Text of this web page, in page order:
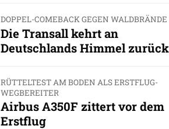
DOPPEL-COMEBACK GEGEN WALDBRÄNDE
Die Transall kehrt an
Deutschlands Himmel
RÜTTELTEST AM BODEN ALS ERSTFLUG-
WEGBEREITER
Airbus A350F zittert vor dem
Erstflug